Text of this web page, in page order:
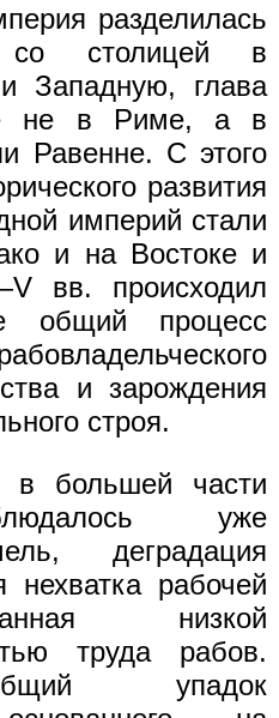
разделилась
столицей в
и Западную, глава
не в Риме, а в
Равенне. С этого
развития
империй стали
и на Востоке и
вв. происходил
процесс
и зарождения
строя.
большей части
уже
деградация
рабочей
низкой
труда рабов.
упадок